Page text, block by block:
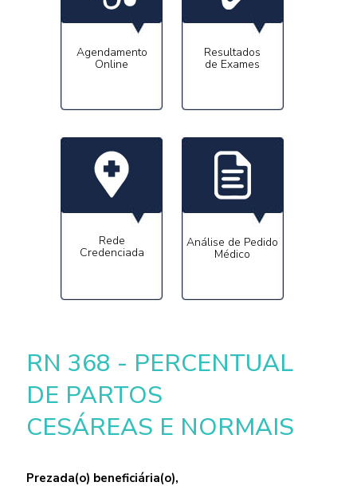
Agendamento
Online
Resultados
de Exames
Rede
Credenciada
Análise de Pedido
Médico
RN 368 - PERCENTUAL
DE PARTOS
CESÁREAS E NORMAIS
Prezada(o) beneficiária(o),